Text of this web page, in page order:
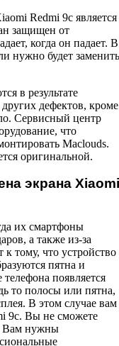
Redmi 9c является
защищен от
когда он падает. В
нужно будет заменить
в результате
дефектов, кроме
Сервисный центр
что
Maclouds.
оригинальной.
экрана Xiaomi
их смартфоны
а также из-за
тому, что устройство
пятна и
появляется
то полосы или пятна,
В этом случае вам
9c. Вы не сможете
Вам нужны